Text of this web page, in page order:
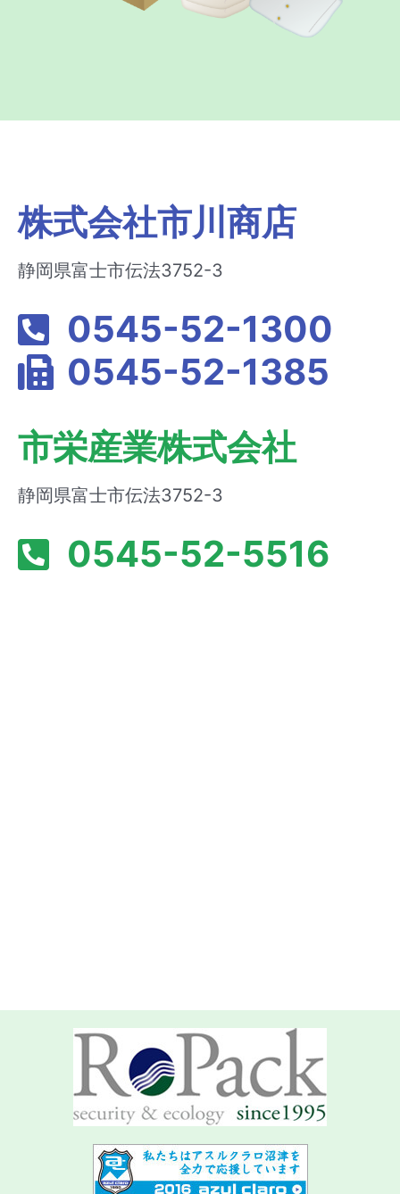
株式会社市川商店
静岡県富士市伝法3752-3
0545-52-1300
0545-52-1385
市栄産業株式会社
静岡県富士市伝法3752-3
0545-52-5516